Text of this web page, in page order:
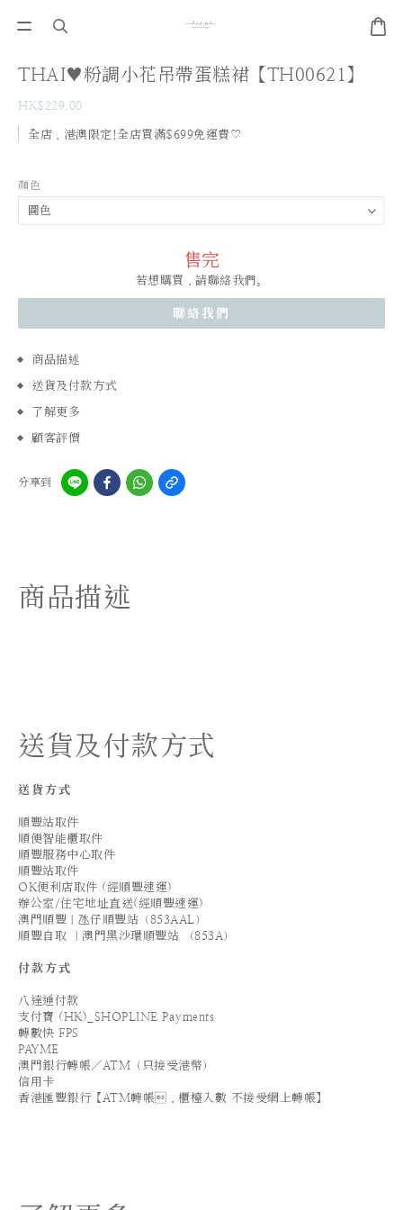
THAI♥粉調小花吊帶蛋糕裙【TH00621】
HK$229.00
全店，港澳限定!全店買滿$699免運費♡
顏色
售完
若想購買，請聯絡我們。
聯絡我們
商品描述
送貨及付款方式
了解更多
顧客評價
分享到
商品描述
送貨及付款方式
送貨方式
順豐站取件
順便智能櫃取件
順豐服務中心取件
順豐站取件
OK便利店取件 (經順豐速運)
辦公室/住宅地址直送(經順豐速運)
澳門順豐｜氹仔順豐站（853AAL）
順豐自取 ｜澳門黑沙環順豐站 （853A）
付款方式
八達通付款
支付寶 (HK)_SHOPLINE Payments
轉數快 FPS
PAYME
澳門銀行轉帳／ATM（只接受港幣）
信用卡
香港匯豐銀行【ATM轉帳．櫃檯入數 不接受網上轉帳】